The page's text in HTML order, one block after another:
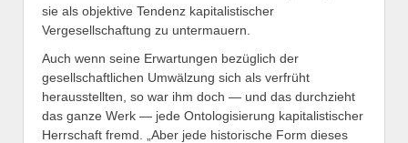
sie als objektive Tendenz kapitalistischer
Vergesellschaftung zu untermauern.
Auch wenn seine Erwartungen bezüglich der
gesellschaftlichen Umwälzung sich als verfrüht
herausstellten, so war ihm doch — und das durchzieht
das ganze Werk — jede Ontologisierung kapitalistischer
Herrschaft fremd. „Aber jede historische Form dieses